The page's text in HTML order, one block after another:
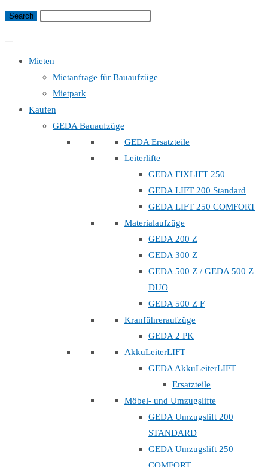
Mieten
Mietanfrage für Bauaufzüge
Mietpark
Kaufen
GEDA Bauaufzüge
GEDA Ersatzteile
Leiterlifte
GEDA FIXLIFT 250
GEDA LIFT 200 Standard
GEDA LIFT 250 COMFORT
Materialaufzüge
GEDA 200 Z
GEDA 300 Z
GEDA 500 Z / GEDA 500 Z
DUO
GEDA 500 Z F
Kranführeraufzüge
GEDA 2 PK
AkkuLeiterLIFT
GEDA AkkuLeiterLIFT
Ersatzteile
Möbel- und Umzugslifte
GEDA Umzugslift 200
STANDARD
GEDA Umzugslift 250